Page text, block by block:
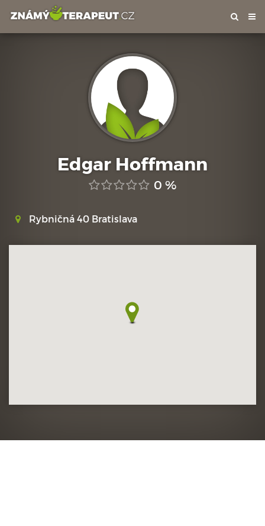
Edgar Hoffmann
0 %
Rybničná 40 Bratislava